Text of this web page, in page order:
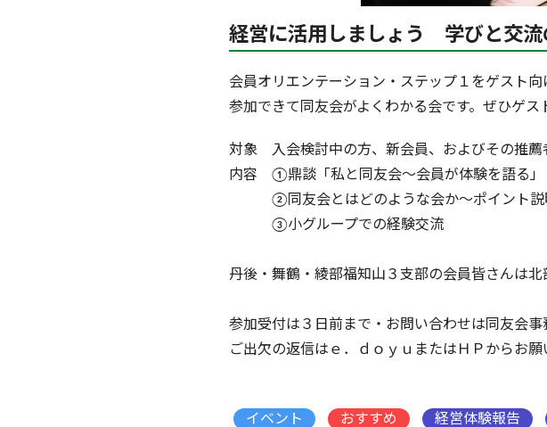
経営に活用しましょう 学びと交流
会員オリエンテーション・ステップ１をゲスト
参加できて同友会がよくわかる会です。ぜひゲス
対象 入会検討中の方、新会員、およびその推薦
内容 ①鼎談「私と同友会～会員が体験を語る」
②同友会とはどのような会か～ポイント説
③小グループでの経験交流
丹後・舞鶴・綾部福知山３支部の会員皆さんは
参加受付は３日前まで・お問い合わせは同友会事
ご出欠の返信はｅ．ｄｏｙｕまたはＨＰからお願
イベント おすすめ 経営体験報告